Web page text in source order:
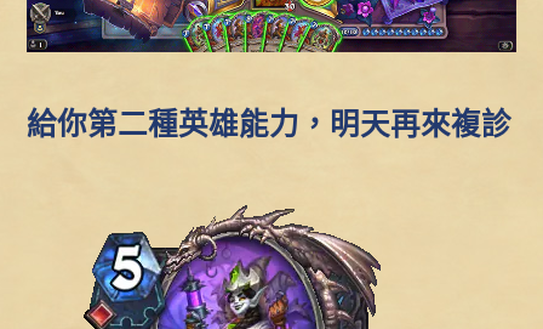
給你第二種英雄能力，明天再來複診